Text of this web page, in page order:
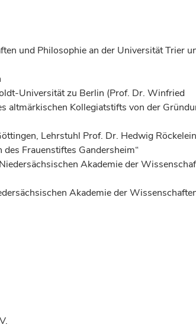
und Philosophie an der Universität Trier
Universität zu Berlin (Prof. Dr. Winfried
altmärkischen Kollegiatstifts von der
Lehrstuhl Prof. Dr. Hedwig
Frauenstiftes Gandersheim“
Akademie der
Akademie der